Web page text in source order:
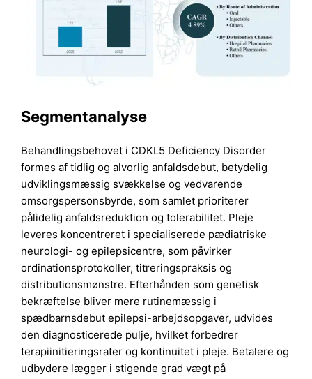
Segmentanalyse
Behandlingsbehovet i CDKL5 Deficiency Disorder
formes af tidlig og alvorlig anfaldsdebut, betydelig
udviklingsmæssig svækkelse og vedvarende
omsorgspersonsbyrde, som samlet prioriterer
pålidelig anfaldsreduktion og tolerabilitet. Pleje
leveres koncentreret i specialiserede pædiatriske
neurologi- og epilepsicentre, som påvirker
ordinationsprotokoller, titreringspraksis og
distributionsmønstre. Efterhånden som genetisk
bekræftelse bliver mere rutinemæssig i
spædbarnsdebut epilepsi-arbejdsopgaver, udvides
den diagnosticerede pulje, hvilket forbedrer
terapiinitieringsrater og kontinuitet i pleje. Betalere og
udbydere lægger i stigende grad vægt på